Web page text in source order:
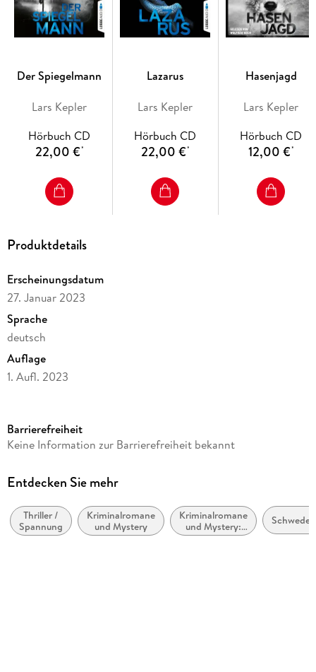
Der Spiegelmann
Lars Kepler
Hörbuch CD
22,00 €*
Lazarus
Lars Kepler
Hörbuch CD
22,00 €*
Hasenjagd
Lars Kepler
Hörbuch CD
12,00 €*
Produktdetails
Erscheinungsdatum
27. Januar 2023
Sprache
deutsch
Auflage
1. Aufl. 2023
Laufzeit
Reihe
Autor/Autorin
Lars Kepler
Barrierefreiheit
Keine Information zur Barrierefreiheit bekannt
Entdecken Sie mehr
Thriller /
Spannung
Kriminalromane
und Mystery
Kriminalromane
und Mystery:
Polizeiarbeit &
Schweden